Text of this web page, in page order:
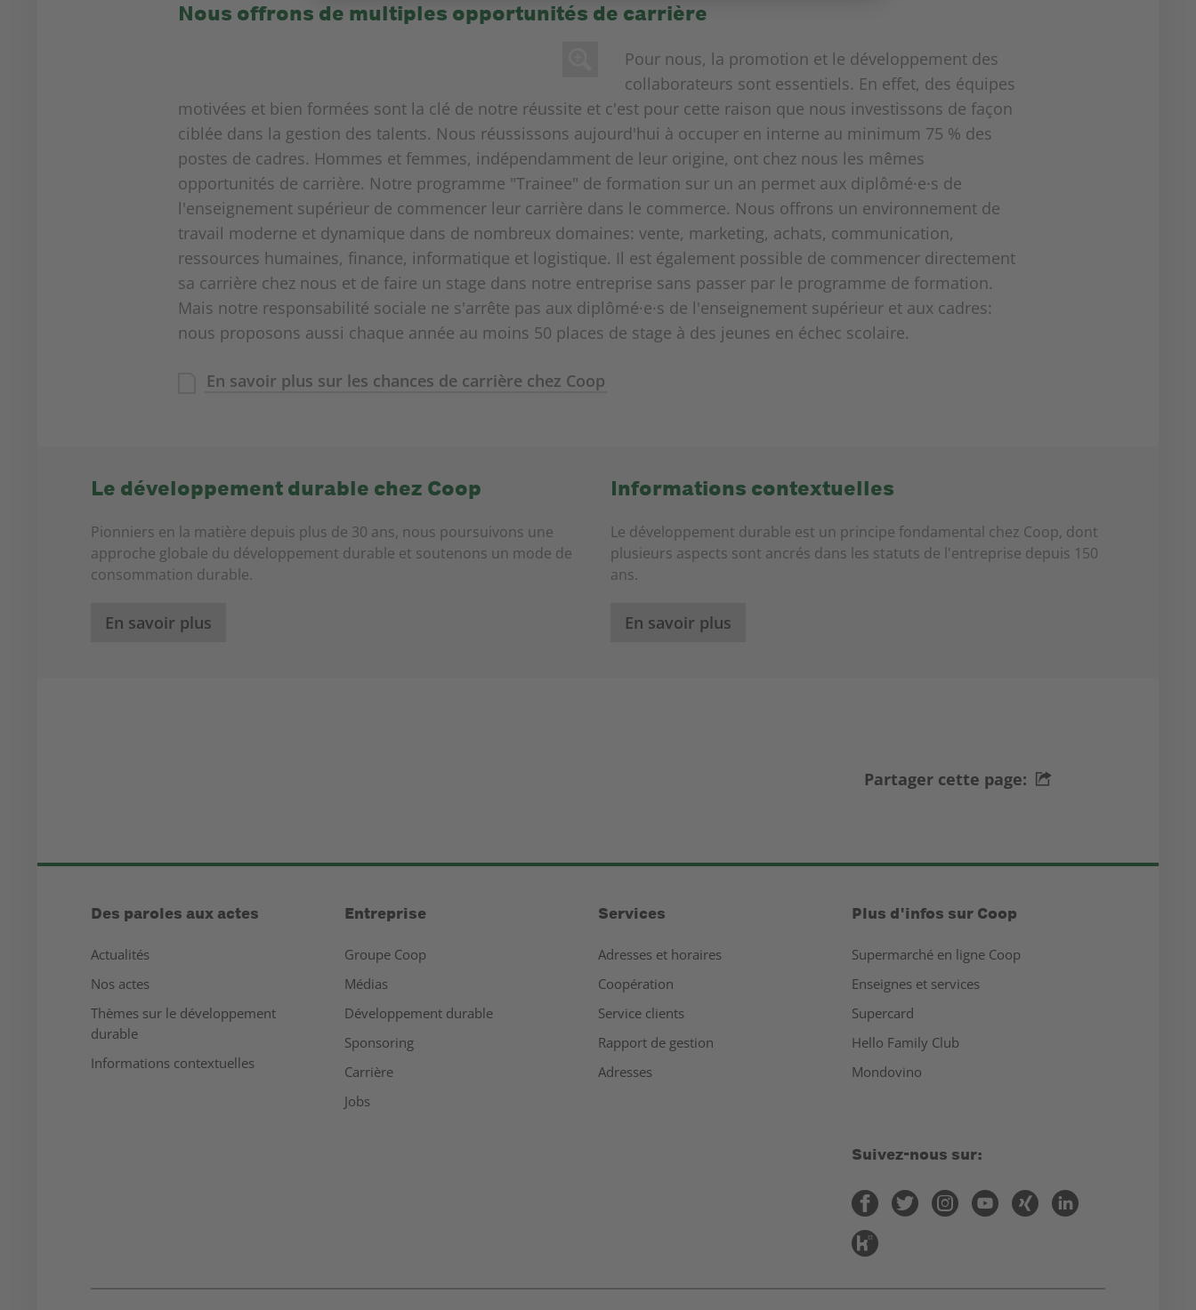
Nous offrons de multiples opportunités de carrière
Pour nous, la promotion et le développement des
collaborateurs sont essentiels. En effet, des équipes
motivées et bien formées sont la clé de notre réussite et c'est pour cette raison que nous investissons de façon
ciblée dans la gestion des talents. Nous réussissons aujourd'hui à occuper en interne au minimum 75 % des
postes de cadres. Hommes et femmes, indépendamment de leur origine, ont chez nous les mêmes
opportunités de carrière. Notre programme "Trainee" de formation sur un an permet aux diplômé·e·s de
l'enseignement supérieur de commencer leur carrière dans le commerce. Nous offrons un environnement de
travail moderne et dynamique dans de nombreux domaines: vente, marketing, achats, communication,
ressources humaines, finance, informatique et logistique. Il est également possible de commencer directement
sa carrière chez nous et de faire un stage dans notre entreprise sans passer par le programme de formation.
Mais notre responsabilité sociale ne s'arrête pas aux diplômé·e·s de l'enseignement supérieur et aux cadres:
nous proposons aussi chaque année au moins 50 places de stage à des jeunes en échec scolaire.
En savoir plus sur les chances de carrière chez Coop
Le développement durable chez Coop
Pionniers en la matière depuis plus de 30 ans, nous poursuivons une
approche globale du développement durable et soutenons un mode de
consommation durable.
En savoir plus
Informations contextuelles
Le développement durable est un principe fondamental chez Coop, dont
plusieurs aspects sont ancrés dans les statuts de l'entreprise depuis 150
ans.
En savoir plus
Partager cette page:
Des paroles aux actes
Actualités
Nos actes
Thèmes sur le développement
durable
Informations contextuelles
Entreprise
Groupe Coop
Médias
Développement durable
Sponsoring
Carrière
Jobs
Services
Adresses et horaires
Coopération
Service clients
Rapport de gestion
Adresses
Plus d'infos sur Coop
Supermarché en ligne Coop
Enseignes et services
Supercard
Hello Family Club
Mondovino
Suivez-nous sur: